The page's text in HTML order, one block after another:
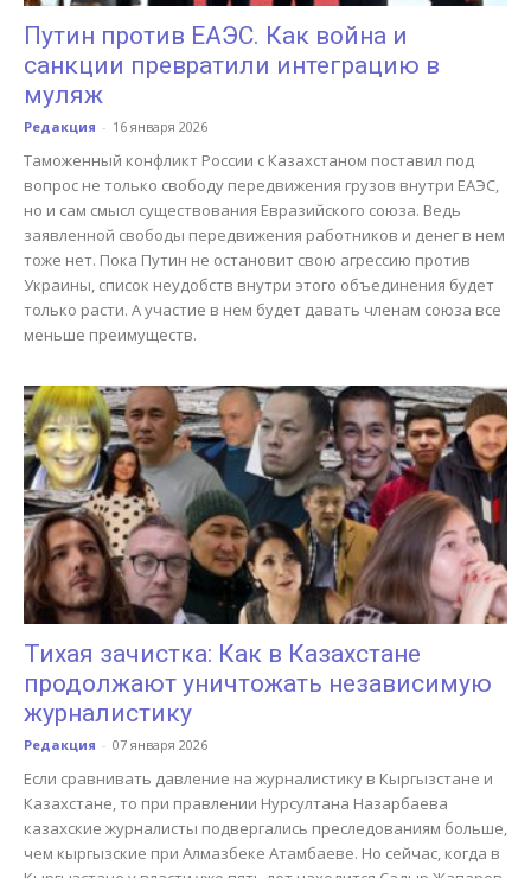
Путин против ЕАЭС. Как война и
санкции превратили интеграцию в
муляж
Редакция - 16 января 2026
Таможенный конфликт России с Казахстаном поставил под
вопрос не только свободу передвижения грузов внутри ЕАЭС,
но и сам смысл существования Евразийского союза. Ведь
заявленной свободы передвижения работников и денег в нем
тоже нет. Пока Путин не остановит свою агрессию против
Украины, список неудобств внутри этого объединения будет
только расти. А участие в нем будет давать членам союза все
меньше преимуществ.
Тихая зачистка: Как в Казахстане
продолжают уничтожать независимую
журналистику
Редакция - 07 января 2026
Если сравнивать давление на журналистику в Кыргызстане и
Казахстане, то при правлении Нурсултана Назарбаева
казахские журналисты подвергались преследованиям больше,
чем кыргызские при Алмазбеке Атамбаеве. Но сейчас, когда в